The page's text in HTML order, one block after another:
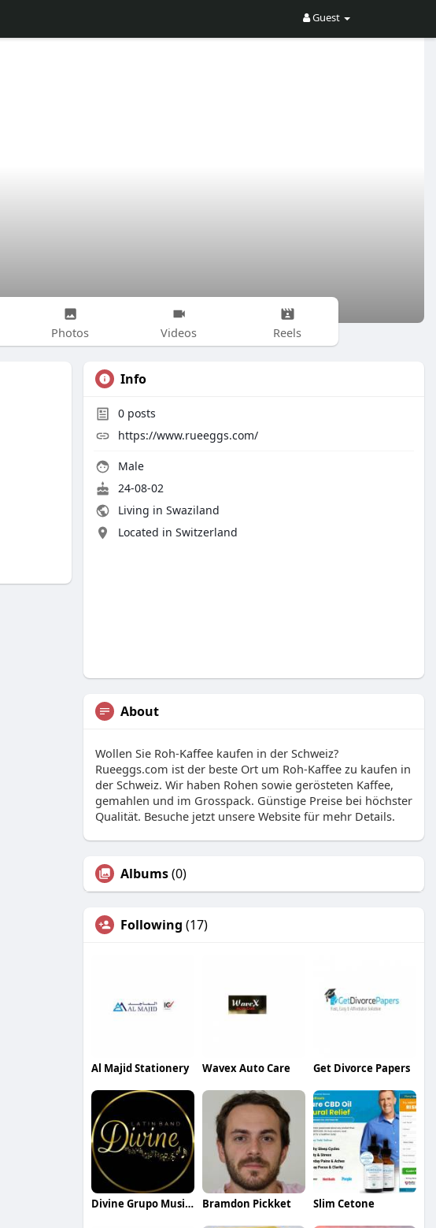
Guest
Photos Videos Reels
Info
0 posts
https://www.rueeggs.com/
Male
24-08-02
Living in Swaziland
Located in Switzerland
About
Wollen Sie Roh-Kaffee kaufen in der Schweiz?
Rueeggs.com ist der beste Ort um Roh-Kaffee zu kaufen in
der Schweiz. Wir haben Rohen sowie gerösteten Kaffee,
gemahlen und im Grosspack. Günstige Preise bei höchster
Qualität. Besuche jetzt unsere Website für mehr Details.
Albums(0)
Following (17)
Al Majid Stationery Wavex Auto Care Get Divorce Papers
Divine Grupo Musical Bramdon Pickket Slim Cetone